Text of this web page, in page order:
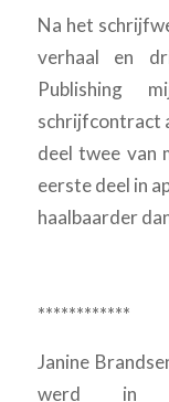
Na het
verhaal en
Publishing
schrijfcontract
deel twee van
eerste deel in
haalbaarder
************
Janine
werd in